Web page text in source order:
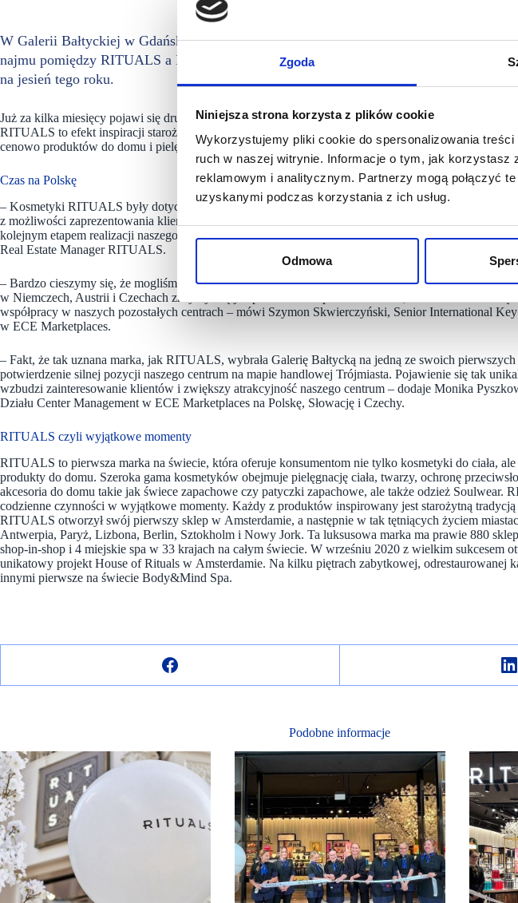
Zgoda
Niniejsza strona korzysta z plików cookie
Wykorzystujemy pliki cookie do spersonalizowania
ruch w naszej witrynie. Informacje o tym, jak korzystasz
reklamowym i analitycznym. Partnerzy mogą połączyć
uzyskanymi podczas korzystania z ich usług.
Odmowa
W Galerii Bałtyckiej w Gdańsku powstanie pierwszy poza Warszawą salon
najmu pomiędzy RITUALS a ECE Projektmanagement Polska została już sfinalizowana,
na jesień tego roku.
Już za kilka miesięcy pojawi się drugi w Polsce salon międzynarodowej marki kosmetycznej i
RITUALS to efekt inspiracji starożytnymi tradycjami kultur Azji, które tworzą bogatą kolekcję
cenowo produktów do domu i pielęgnacji ciała.
Czas na Polskę
– Kosmetyki RITUALS były dotychczas dostępne dla polskich klientów w perfumeriach Douglas i
z możliwości zaprezentowania klientom naszego oryginalnego konceptu z pełną ofertą. Ekspansja
kolejnym etapem realizacji naszego planu rozwoju na rynkach europejskich – komentuje zawarcie
Real Estate Manager RITUALS.
– Bardzo cieszymy się, że mogliśmy poszerzyć owocną współpracę z marką RITUALS o kolejny
w Niemczech, Austrii i Czechach znajduje się już ponad 60 sklepów RITUALS, teraz czas na Polskę.
współpracy w naszych pozostałych centrach – mówi Szymon Skwierczyński, Senior International
w ECE Marketplaces.
– Fakt, że tak uznana marka, jak RITUALS, wybrała Galerię Bałtycką na jedną ze swoich
potwierdzenie silnej pozycji naszego centrum na mapie handlowej Trójmiasta. Pojawienie się tak
wzbudzi zainteresowanie klientów i zwiększy atrakcyjność naszego centrum – dodaje Monika
Działu Center Management w ECE Marketplaces na Polskę, Słowację i Czechy.
RITUALS czyli wyjątkowe momenty
RITUALS to pierwsza marka na świecie, która oferuje konsumentom nie tylko kosmetyki do ciała,
produkty do domu. Szeroka gama kosmetyków obejmuje pielęgnację ciała, twarzy, ochronę
akcesoria do domu takie jak świece zapachowe czy patyczki zapachowe, ale także odzież Soulwear.
codzienne czynności w wyjątkowe momenty. Każdy z produktów inspirowany jest starożytną
RITUALS otworzył swój pierwszy sklep w Amsterdamie, a następnie w tak tętniących życiem
Antwerpia, Paryż, Lizbona, Berlin, Sztokholm i Nowy Jork. Ta luksusowa marka ma prawie 880
shop-in-shop i 4 miejskie spa w 33 krajach na całym świecie. W wrześniu 2020 z wielkim sukcesem
unikatowy projekt House of Rituals w Amsterdamie. Na kilku piętrach zabytkowej, odrestaurowanej
innymi pierwsze na świecie Body&Mind Spa.
Podobne informacje